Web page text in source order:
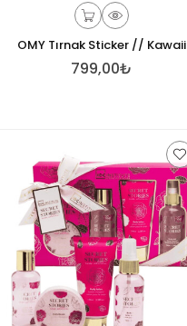
OMY Tırnak Sticker // Kawaii
799,00₺